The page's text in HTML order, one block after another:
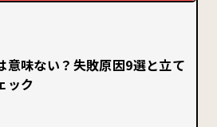
意味ない？失敗原因9選と立て
ック